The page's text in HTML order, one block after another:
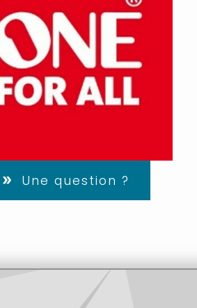
Une question ?